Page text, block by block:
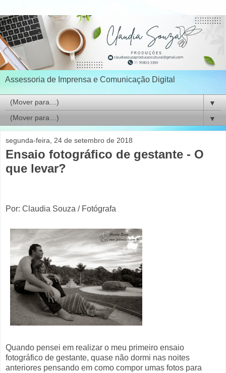
Assessoria de Imprensa e Comunicação Digital
▼
▼
segunda-feira, 24 de setembro de 2018
Ensaio fotográfico de gestante - O
que levar?
Por: Claudia Souza / Fotógrafa
Quando pensei em realizar o meu primeiro ensaio
fotográfico de gestante, quase não dormi nas noites
anteriores pensando em como compor umas fotos para